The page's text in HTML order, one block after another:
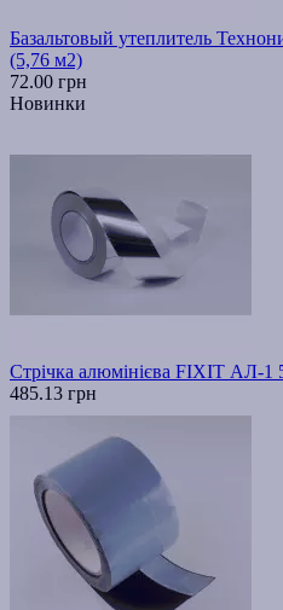
Базальтовый утеплитель
(5,76 м2)
72.00 грн
Новинки
Стрічка алюмінієва FIXIT АЛ-1
485.13 грн